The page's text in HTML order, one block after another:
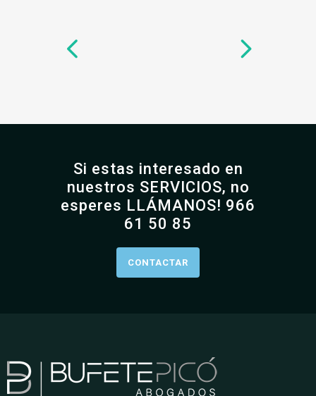
Si estas interesado en
nuestros SERVICIOS, no
esperes LLÁMANOS! 966
61 50 85
CONTACTAR